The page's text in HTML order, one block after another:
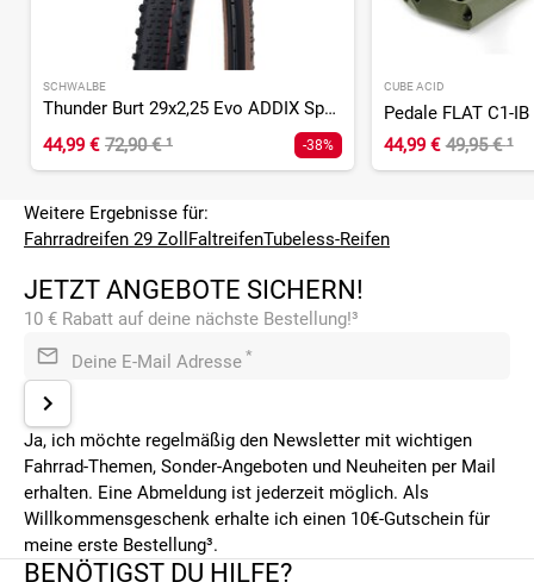
SCHWALBE
Thunder Burt 29x2,25 Evo ADDIX Speed Super Race TLE
44,99 € 72,90 €¹ -38%
CUBE ACID
Pedale FLAT C1-IB
44,99 € 49,95 €¹
Weitere Ergebnisse für:
Fahrradreifen 29 Zoll FaltreifenTubeless-Reifen
JETZT ANGEBOTE SICHERN!
10 € Rabatt auf deine nächste Bestellung!³
Deine E-Mail Adresse *
Ja, ich möchte regelmäßig den Newsletter mit wichtigen
Fahrrad-Themen, Sonder-Angeboten und Neuheiten per Mail
erhalten. Eine Abmeldung ist jederzeit möglich. Als
Willkommensgeschenk erhalte ich einen 10€-Gutschein für
meine erste Bestellung³.
BENÖTIGST DU HILFE?